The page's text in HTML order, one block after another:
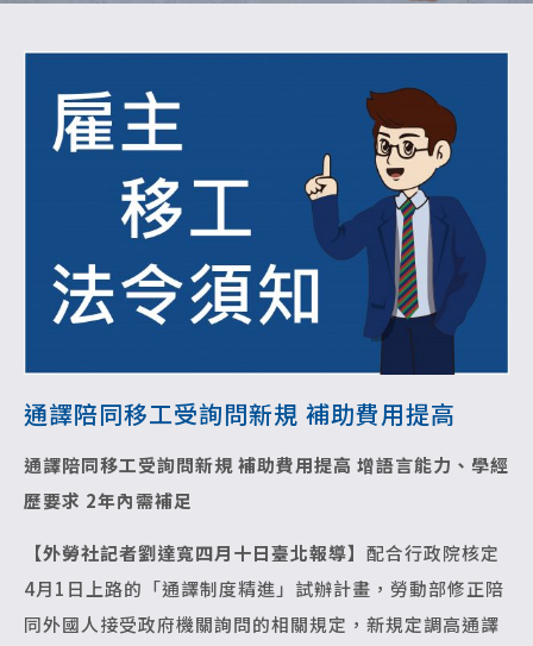
通譯陪同移工受詢問新規 補助費用提高
通譯陪同移工受詢問新規 補助費用提高 增語言能力、學經
歷要求 2年內需補足
【外勞社記者劉達寬四月十日臺北報導】 配合行政院核定
4月1日上路的「通譯制度精進」試辦計畫，勞動部修正陪
同外國人接受政府機關詢問的相關規定，新規定調高通譯